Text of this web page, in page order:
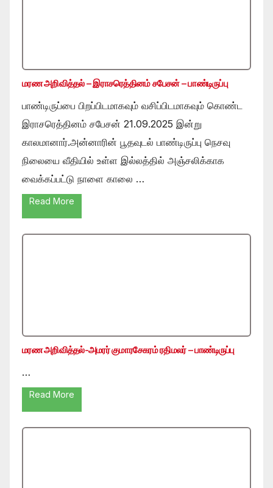
மரண அறிவித்தல் – இராசரெத்தினம் சபேசன் – பாண்டிருப்பு
பாண்டிருப்பை பிறப்பிடமாகவும் வசிப்பிடமாகவும் கொண்ட
இராசரெத்தினம் சபேசன் 21.09.2025 இன்று
காலமானார்.அன்னாரின் பூதவுடல் பாண்டிருப்பு நெசவு
நிலையை வீதியில் உள்ள இல்லத்தில் அஞ்சலிக்காக
வைக்கப்பட்டு நாளை காலை …
Read More
மரண அறிவித்தல்-அமரர் குமாரசேகரம் ரதிமலர் – பாண்டிருப்பு
…
Read More